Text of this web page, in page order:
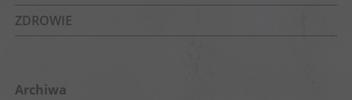
ZDROWIE
Archiwa